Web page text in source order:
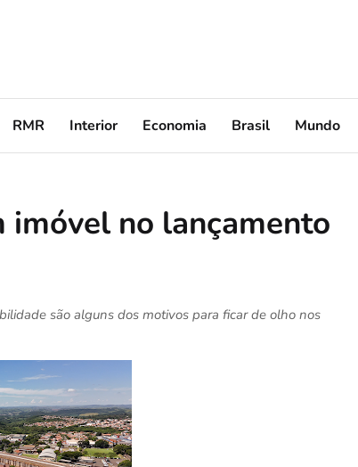
RMR Interior Economia Brasil Mundo
imóvel no lançamento
são alguns dos motivos para ficar de olho nos